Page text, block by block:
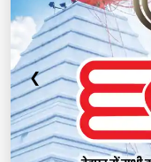
❮